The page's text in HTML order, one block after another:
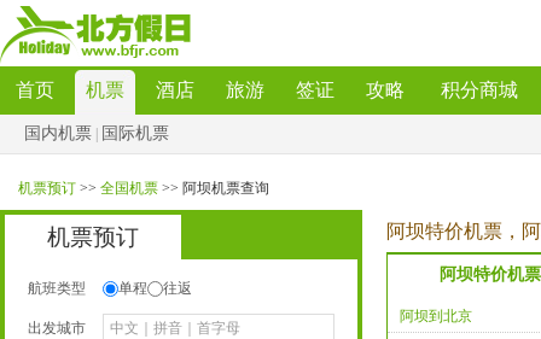
首页 机票 酒店 旅游 签证 攻略 积分商城
国内机票 国际机票
机票预订 >> 全国机票 >>阿坝机票查询
机票预订
航班类型 单程 往返
出发城市
阿坝特价机票，
阿坝特价机
阿坝到北京